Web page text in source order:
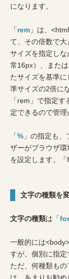
になります。
「rem 」は、
て、その倍数で
サイズを指定し
常16px）、また
たサイズを基準
準サイズの2倍に
「rem」で指定
定できるので管理
「% 」の指定も
ザーがブラウザ
を設定します。「
文字の種類を
文字の種類は「
一般的には
すが、個別に指定
ただ、何種類も